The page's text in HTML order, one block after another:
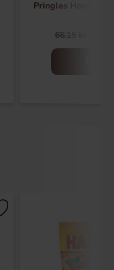
Pringles Honey
66.15 kr